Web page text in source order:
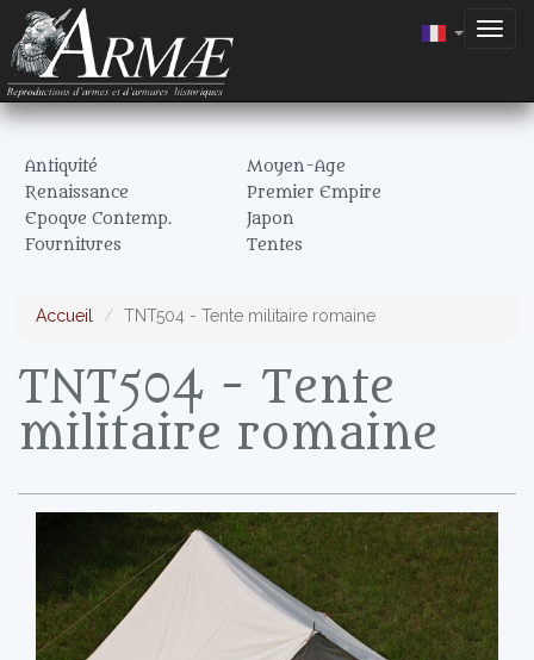
Antiquité
Moyen-Age
Renaissance
Premier Empire
Epoque Contemp.
Japon
Fournitures
Tentes
Accueil TNT504 - Tente militaire romaine
TNT504 - Tente
militaire romaine